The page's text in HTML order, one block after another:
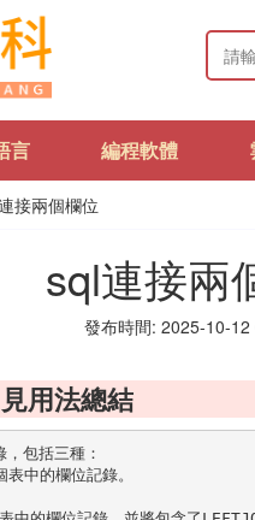
言 編程軟體
接兩個欄位
sql連接兩
發布時間: 2025-10-
用法總結
包括三種：
中的欄位記錄。